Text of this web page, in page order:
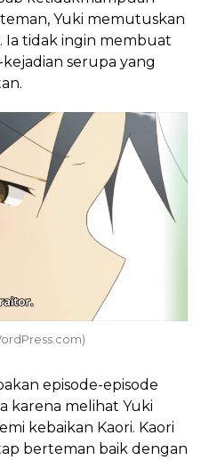
Yuki memutuskan
Ia tidak ingin membuat
serupa yang
episode-episode
karena melihat Yuki
kebaikan Kaori. Kaori
berteman baik dengan